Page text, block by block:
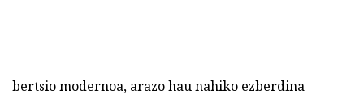
bertsio modernoa, arazo hau nahiko ezberdina